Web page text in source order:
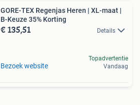
GORE-TEX Regenjas Heren | XL-maat |
B-Keuze 35% Korting
€ 135,51 Details
Bezoek website
Topadvertentie
Vandaag